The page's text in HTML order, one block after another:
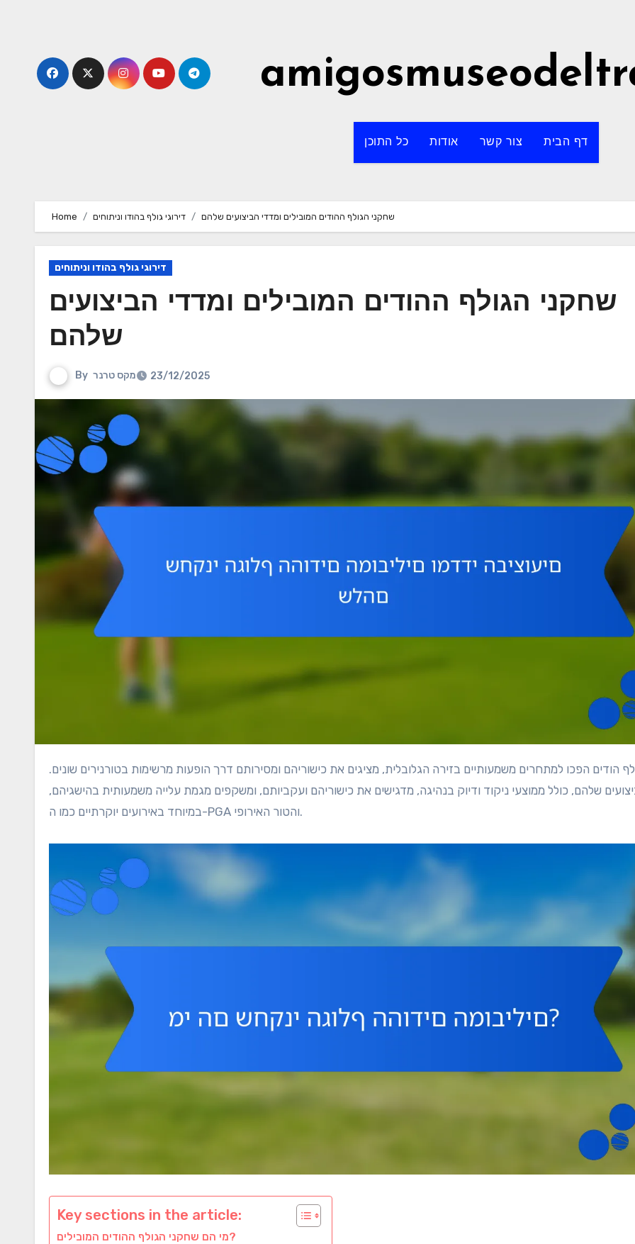
כל התוכן אודות צור קשר דף הבית
Home דירוגי גולף בהודו וניתוחים שחקני הגולף ההודים המובילים ומדדי הביצועים שלהם
דירוגי גולף בהודו וניתוחים
שחקני הגולף ההודים המובילים ומדדי הביצועים
שלהם
By מקס טרנר 23/12/2025
שלהם, כולל ממוצעי ניקוד ודיוק בנהיגה, מדגישים את כישוריהם ועקביותם, ומשקפים מגמת עלייה משמעותית בהישגיהם,
במיוחד באירועים יוקרתיים כמו ה-PGA והטור האירופי.
Key sections in the article:
מי הם שחקני הגולף ההודים המובילים?